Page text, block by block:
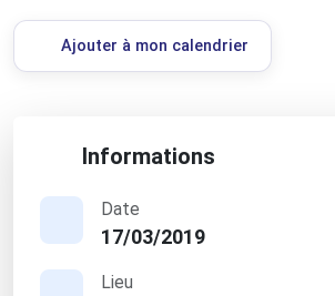
Ajouter à mon calendrier
Informations
Date
17/03/2019
Lieu